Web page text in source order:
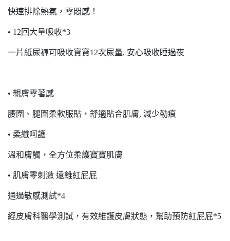
快速排除熱氣，零悶感！
• 12回大量吸收*3
一片紙尿褲可吸收寶寶12次尿量, 安心吸收睡過夜
• 親膚零著感
腰圍、腿圍柔軟服貼，舒適貼合肌膚, 減少勒痕
• 柔纖呵護
溫和膚觸，全方位柔護寶寶肌膚
• 肌膚零刺激 遠離紅屁屁
通過敏感測試*4
經皮膚科醫學測試，有效維護皮膚狀態，幫助預防紅屁屁*5